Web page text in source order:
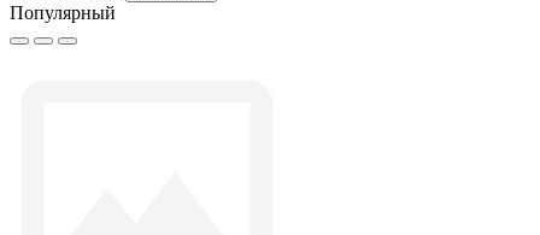
Популярный